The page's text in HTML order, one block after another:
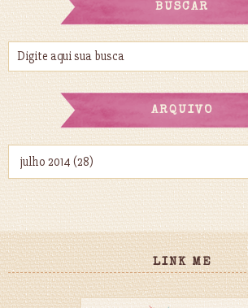
BUSCAR
ARQUIVO
LINK ME